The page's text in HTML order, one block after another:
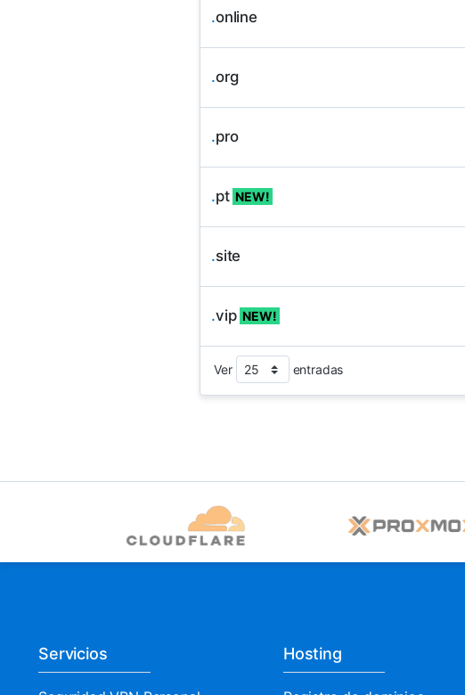
.online
.org
.pro
.pt NEW!
.site
.vip NEW!
Ver entradas
Servicios Hosting